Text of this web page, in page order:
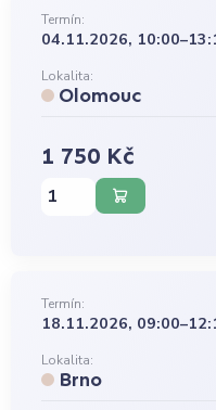
Termín:
04.11.2026,
Lokalita:
Olomouc
1 750 Kč
Termín:
18.11.2026,
Lokalita:
Brno